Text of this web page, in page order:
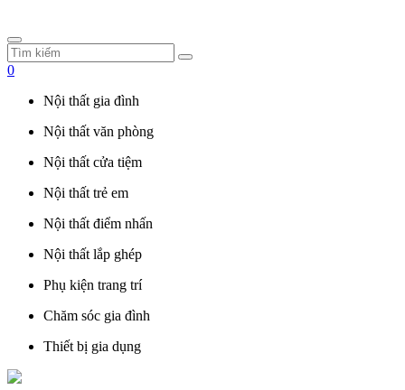
0
Nội thất gia đình
Nội thất văn phòng
Nội thất cửa tiệm
Nội thất trẻ em
Nội thất điểm nhấn
Nội thất lắp ghép
Phụ kiện trang trí
Chăm sóc gia đình
Thiết bị gia dụng